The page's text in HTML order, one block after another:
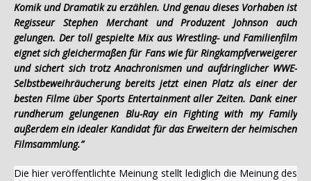
Komik und Dramatik zu erzählen. Und genau dieses Vorhaben ist
Regisseur Stephen Merchant und Produzent Johnson auch
gelungen. Der toll gespielte Mix aus Wrestling- und Familienfilm
eignet sich gleichermaßen für Fans wie für Ringkampfverweigerer
und sichert sich trotz Anachronismen und aufdringlicher WWE-
Selbstbeweihräucherung bereits jetzt einen Platz als einer der
besten Filme über Sports Entertainment aller Zeiten. Dank einer
rundherum gelungenen Blu-Ray ein Fighting with my Family
außerdem ein idealer Kandidat für das Erweitern der heimischen
Filmsammlung.”
Die hier veröffentlichte Meinung stellt lediglich die Meinung des